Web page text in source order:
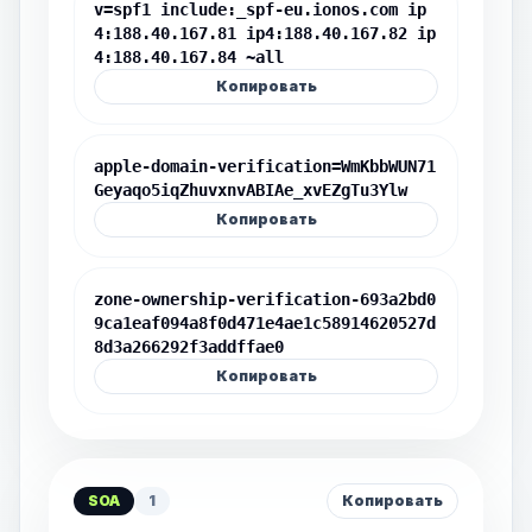
v=spf1 include:_spf-eu.ionos.com ip
4:188.40.167.81 ip4:188.40.167.82 ip
4:188.40.167.84 ~all
Копировать
apple-domain-verification=WmKbbWUN71
Geyaqo5iqZhuvxnvABIAe_xvEZgTu3Ylw
Копировать
zone-ownership-verification-693a2bd0
9ca1eaf094a8f0d471e4ae1c58914620527d
8d3a266292f3addffae0
Копировать
SOA 1 Копировать